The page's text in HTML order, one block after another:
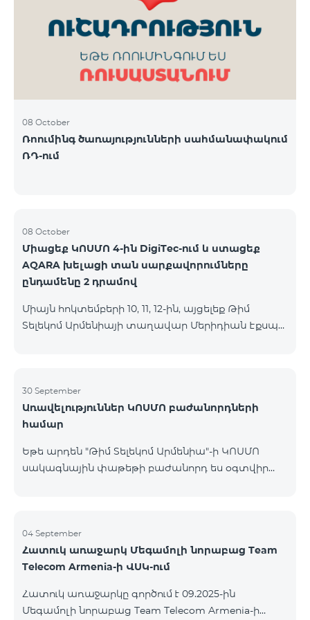
ԿՈՍՄՈ 3 TV փաթեթը․ Ինտերնետ. Մինչև 50 Մբիթ/
վ արագություն։ TV. Մինչև 80 TV ալիք՝ TeamTv
Smart հավելվածով Ֆիքսված հեռախոսակապ.
180 րոպե դեպի Team ֆիքսված ցանց։ Սույն
սակագնային փաթեթում ներառվա
08 October
Ռոումինգ ծառայությունների սահմանափակում
ՌԴ-ում
08 October
Միացեք ԿՈՍՄՈ 4-ին DigiTec-ում և ստացեք
AQARA խելացի տան սարքավորումները
ընդամենը 2 դրամով
Միայն հոկտեմբերի 10, 11, 12-ին, այցելեք Թիմ
Տելեկոմ Արմենիայի տաղավար Մերիդիան Էքսպո
բաժանորդագրությամբ և ստացեք
հնարավորություն ձեռք բերել AQARA Խելացի Տան
համակարգերը ընդամենը 2 դրամով․ AQARA
Ղեկավարման Սարք M100 (Hub M100) Միանալու
համար պարզապես պետք է անձնագրով
30 September
Առավելություններ ԿՈՍՄՈ բաժանորդների
համար
Եթե արդեն "Թիմ Տելեկոմ Արմենիա"-ի ԿՈՍՄՈ
սակագնային փաթեթի բաժանորդ ես օգտվիր
մեկ հպումով ու անսպառ ինտերնետով Smart
Place-ի Aqara սարքավորումներով։ ԿՈՍՄՈ
ծառայությունների փաթեթների գործող բոլոր
բերելու Aqara ապրանքանիշի խելացի
սարքավորումները հատուկ պայմաններով։
04 September
Հատուկ առաջարկ Մեգամոլի նորաբաց Team
Telecom Armenia-ի ՎՍԿ-ում
Հատուկ առաջարկը գործում է 09.2025-ին
Մեգամոլի նորաբաց Team Telecom Armenia-ի